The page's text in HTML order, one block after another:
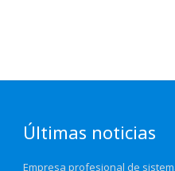
Últimas noticias
Empresa profesional de